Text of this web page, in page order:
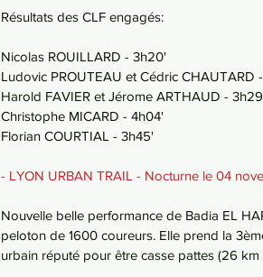
Résultats des CLF engagés:
Nicolas ROUILLARD - 3h20'
Ludovic PROUTEAU et Cédric CHAUTARD
Harold FAVIER et Jérome ARTHAUD -
Christophe MICARD - 4h04'
Florian COURTIAL - 3h45'
- LYON URBAN TRAIL - Nocturne le 04
Nouvelle belle performance de Badia EL
peloton de 1600 coureurs. Elle prend la
urbain réputé pour être casse pattes (26 km